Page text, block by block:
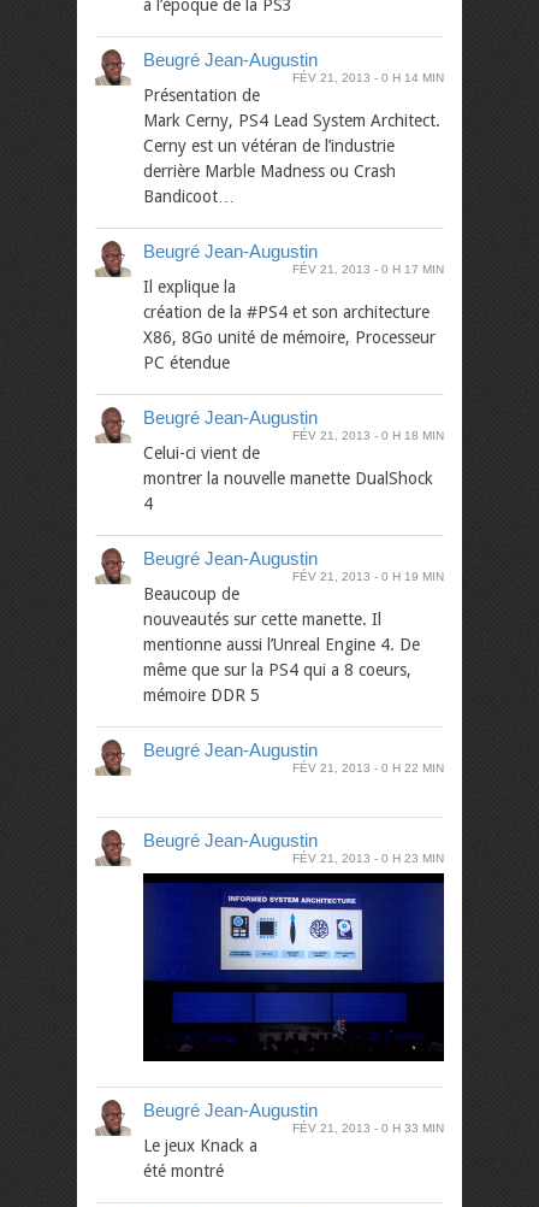
à l’époque de la PS3
Beugré Jean-Augustin
FÉV 21, 2013 0 H 14 MIN
Présentation de
Mark Cerny, PS4 Lead System Architect.
Cerny est un vétéran de l’industrie
derrière Marble Madness ou Crash
Bandicoot…
Beugré Jean-Augustin
FÉV 21, 2013 0 H 17 MIN
Il explique la
création de la #PS4 et son architecture
X86, 8Go unité de mémoire, Processeur
PC étendue
Beugré Jean-Augustin
FÉV 21, 2013 0 H 18 MIN
Celui-ci vient de
montrer la nouvelle manette DualShock
4
Beugré Jean-Augustin
FÉV 21, 2013 0 H 19 MIN
Beaucoup de
nouveautés sur cette manette. Il
mentionne aussi l’Unreal Engine 4. De
même que sur la PS4 qui a 8 coeurs,
mémoire DDR 5
Beugré Jean-Augustin
FÉV 21, 2013 0 H 22 MIN
Beugré Jean-Augustin
FÉV 21, 2013 0 H 23 MIN
Beugré Jean-Augustin
FÉV 21, 2013 0 H 33 MIN
Le jeux Knack a
été montré